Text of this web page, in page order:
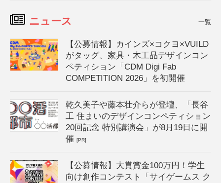
ニュース 一覧
【公募情報】カインズ×コクヨ×VUILD
がタッグ、家具・木工品デザインコン
ペティション「CDM Digi Fab
COMPETITION 2026」を初開催
乾久美子や藤本壮介らが登壇、「長谷
工 住まいのデザインコンペティション
20回記念 特別講演会」が8月19日に開
催[PR]
【公募情報】大賞賞金100万円！学生
向け創作コンテスト「サイゲームス ク